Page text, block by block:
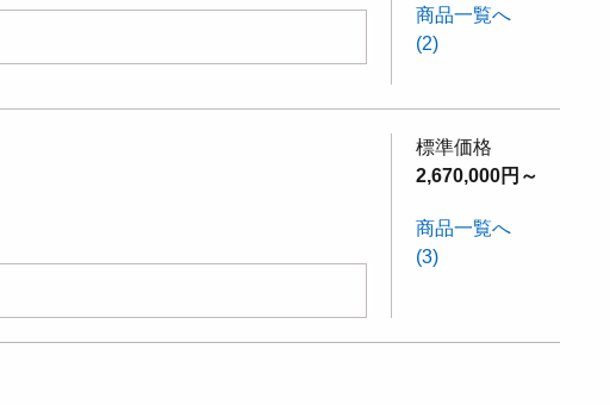
商品一覧へ
(2)
標準価格
2,670,000円～
商品一覧へ
(3)